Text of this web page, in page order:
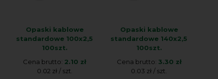
Opaski kablowe
standardowe 100x2,5
100szt.
Cena brutto: 2.10 zł
0.02 zł / szt.
Opaski kablowe
standardowe 140x2,5
100szt.
Cena brutto: 3.30 zł
0.03 zł / szt.